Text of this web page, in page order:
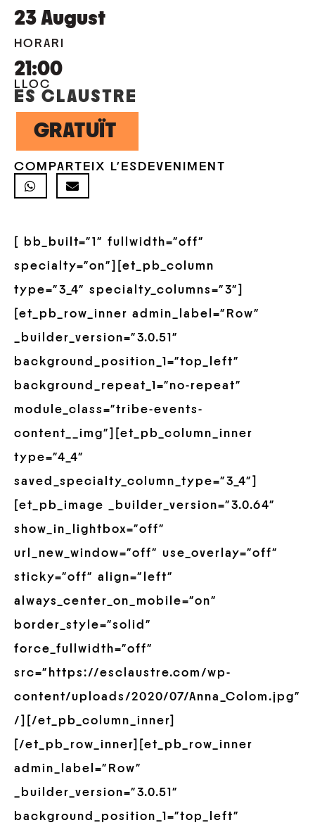
23 August
HORARI
21:00
LLOC
ES CLAUSTRE
GRATUÏT
COMPARTEIX L'ESDEVENIMENT
[ bb_built=”1″ fullwidth=”off”
specialty=”on”][et_pb_column
type=”3_4″ specialty_columns=”3″]
[et_pb_row_inner admin_label=”Row”
_builder_version=”3.0.51″
background_position_1=”top_left”
background_repeat_1=”no-repeat”
module_class=”tribe-events-
content__img”][et_pb_column_inner
type=”4_4″
saved_specialty_column_type=”3_4″]
[et_pb_image _builder_version=”3.0.64″
show_in_lightbox=”off”
url_new_window=”off” use_overlay=”off”
sticky=”off” align=”left”
always_center_on_mobile=”on”
border_style=”solid”
force_fullwidth=”off”
src=”https://esclaustre.com/wp-
content/uploads/2020/07/Anna_Colom.jpg”
/][/et_pb_column_inner]
[/et_pb_row_inner][et_pb_row_inner
admin_label=”Row”
_builder_version=”3.0.51″
background_position_1=”top_left”